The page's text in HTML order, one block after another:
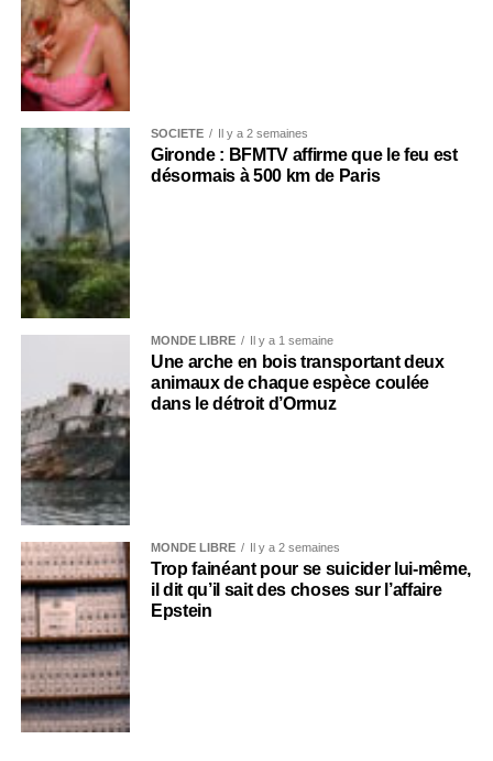
SOCIÉTÉ Il y a 2 semaines
Gironde : BFMTV affirme que le feu est
désormais à 500 km de Paris
MONDE LIBRE Il y a 1 semaine
Une arche en bois transportant deux
animaux de chaque espèce coulée
dans le détroit d’Ormuz
MONDE LIBRE Il y a 2 semaines
Trop fainéant pour se suicider lui-même,
il dit qu’il sait des choses sur l’affaire
Epstein